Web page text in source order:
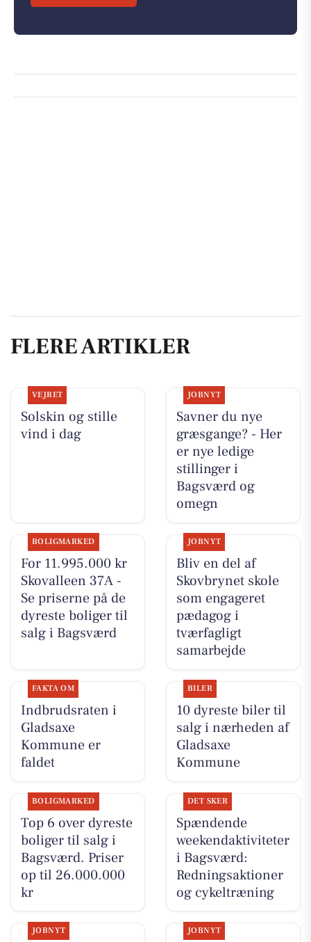
FLERE ARTIKLER
VEJRET
Solskin og stille
vind i dag
JOBNYT
Savner du nye
græsgange? - Her
er nye ledige
stillinger i
Bagsværd og
omegn
BOLIGMARKED
For 11.995.000 kr
Skovalleen 37A -
Se priserne på de
dyreste boliger til
salg i Bagsværd
JOBNYT
Bliv en del af
Skovbrynet skole
som engageret
pædagog i
tværfagligt
samarbejde
FAKTA OM
Indbrudsraten i
Gladsaxe
Kommune er
faldet
BILER
10 dyreste biler til
salg i nærheden af
Gladsaxe
Kommune
BOLIGMARKED
Top 6 over dyreste
boliger til salg i
Bagsværd. Priser
op til 26.000.000
kr
DET SKER
Spændende
weekendaktiviteter
i Bagsværd:
Redningsaktioner
og cykeltræning
JOBNYT JOBNYT